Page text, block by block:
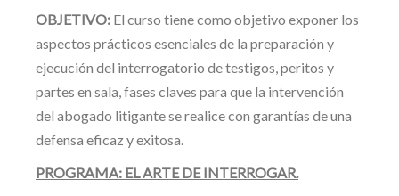
OBJETIVO: El curso tiene como objetivo exponer los
aspectos prácticos esenciales de la preparación y
ejecución del interrogatorio de testigos, peritos y
partes en sala, fases claves para que la intervención
del abogado litigante se realice con garantías de una
defensa eficaz y exitosa.
PROGRAMA: EL ARTE DE INTERROGAR.